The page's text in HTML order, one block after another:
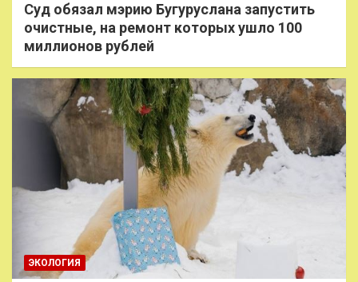
Суд обязал мэрию Бугуруслана запустить
очистные, на ремонт которых ушло 100
миллионов рублей
ЭКОЛОГИЯ